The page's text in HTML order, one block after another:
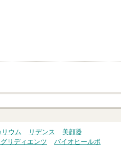
ウム リデンス
美顔器
リディエンツ
バイオヒールボ